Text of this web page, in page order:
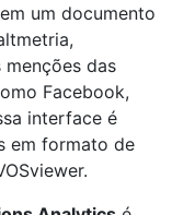
um documento
das
Facebook,
interface é
em formato de